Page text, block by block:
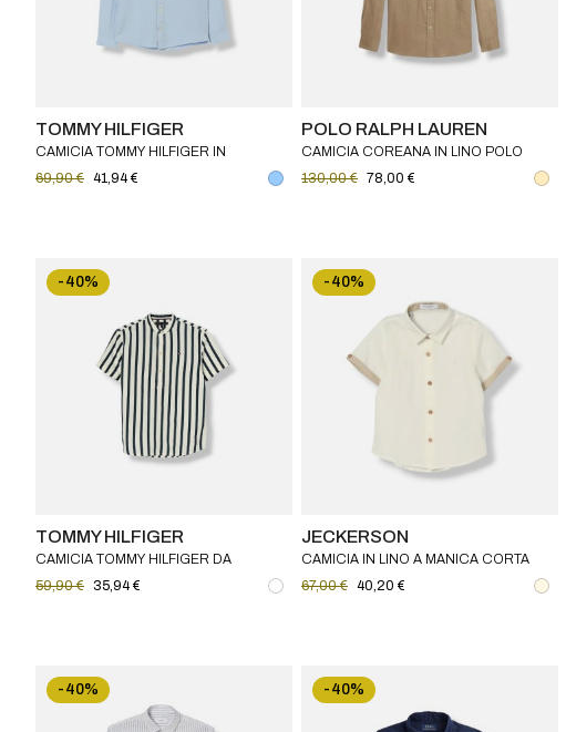
TOMMY HILFIGER
CAMICIA TOMMY HILFIGER IN
COTONE
69,90 € 41,94 €
POLO RALPH LAUREN
CAMICIA COREANA IN LINO POLO
RALPH LAUREN BAMBINO
130,00 € 78,00 €
-40%
TOMMY HILFIGER
CAMICIA TOMMY HILFIGER DA
BAMBINO A RIGHE IN COTONE CON
COLLETTO ALLA COREANA
59,90 € 35,94 €
-40%
JECKERSON
CAMICIA IN LINO A MANICA CORTA
JECKERSON BAMBINO
67,00 € 40,20 €
-40% -40%